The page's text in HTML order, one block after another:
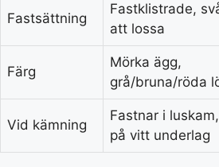
Fastsättning
Fastklistrade,
att lossa
Färg
Mörka ägg,
grå/bruna/röda
Vid kämning
Fastnar i
på vitt underlag